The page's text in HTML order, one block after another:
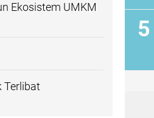
Ekosistem UMKM
Terlibat